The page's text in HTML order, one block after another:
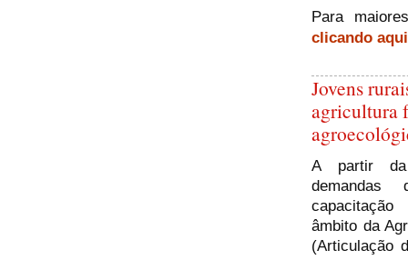
Para
clicando aqui
Jovens
agricultura
A partir da
âmbito da
(Articulação